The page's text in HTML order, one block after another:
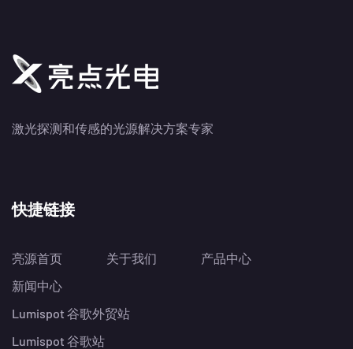
激光探测和传感的光源解决方案专家
快捷链接
亮源首页 关于我们
产品中心
新闻中心
Lumispot 谷歌外贸站
Lumispot 谷歌站